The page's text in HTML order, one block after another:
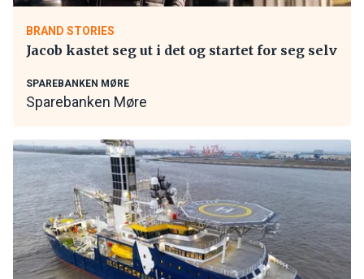
BRAND STORIES
Jacob kastet seg ut i det og startet for seg selv
SPAREBANKEN MØRE
Sparebanken Møre